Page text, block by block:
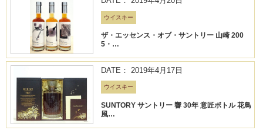
ウイスキー
ザ・エッセンス・オブ・サントリー 山崎 200
5・…
DATE： 2019年4月17日
ウイスキー
SUNTORY サントリー 響 30年 意匠ボトル 花鳥
風…